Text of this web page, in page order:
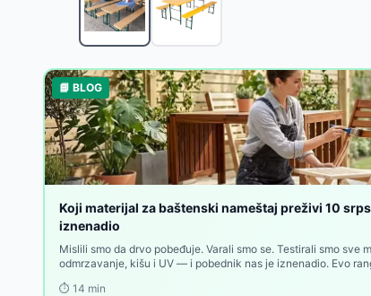
Baštenski Set Midnight Petal 2 - 2 Stolice i Sto
Gardlov Baštenski Set - Sto i Stolice sa
Gardlov Baštenski Set od Ratana - Klupa, Sto i
Baštenska garnitura za dve osobe Rabben-
Baštenski set za dve osobe Carolina-30830
Baštenski set od 4 dela – sto, dvosed i 2 stolice
Lounge garnitura ODDESUND 4,5 osobe, siva-
Bistro garnitura ABORG patlidžan-10460RSD
Bistro garnitura ABORG zelena-10460RSD
Bistro garnitura ABORG tamni pesak
📘 BLOG
Koji materijal za baštenski nameštaj preživi 10
iznenadio
Mislili smo da drvo pobeđuje. Varali smo se. Testirali smo
odmrzavanje, kišu i UV — i pobednik nas je iznenadio. Evo
⏱️ 14 min